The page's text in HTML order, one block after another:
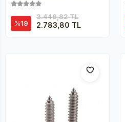
%19
3.449,82 TL
2.783,80 TL